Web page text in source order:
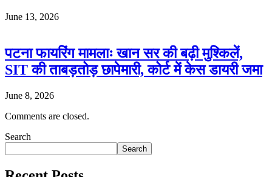
June 13, 2026
पटना फायरिंग मामलाः खान सर की बढ़ी मुश्किलें,
SIT की ताबड़तोड़ छापेमारी, कोर्ट में केस डायरी जमा
June 8, 2026
Comments are closed.
Search
Search